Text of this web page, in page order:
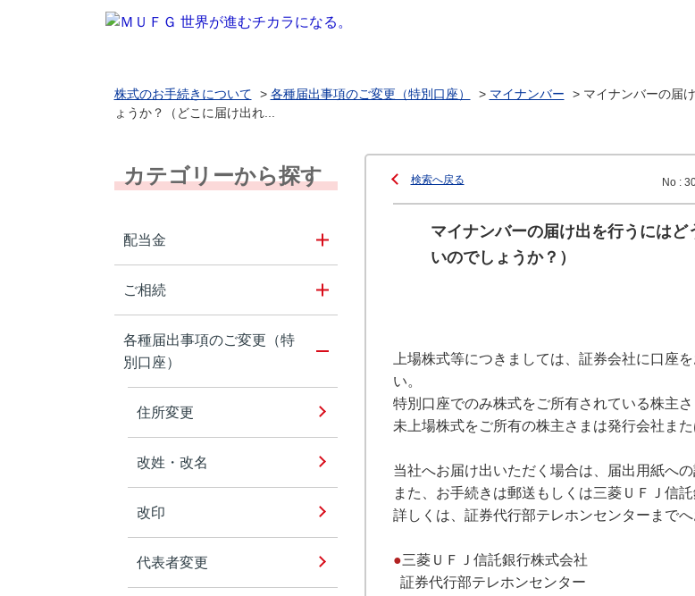
株式のお手続きについて > 各種届出事項のご変更（特別口座） > マイナンバー > マイナンバーの届
ょうか？（どこに届け出れ...
カテゴリーから探す
配当金
ご相続
各種届出事項のご変更（特
別口座）
住所変更
改姓・改名
改印
代表者変更
検索へ戻る No :
マイナンバーの届け出を行うには
いのでしょうか？）
上場株式等につきましては、証券会社に口座
い。
特別口座でのみ株式をご所有されている株主
未上場株式をご所有の株主さまは発行会社ま
当社へお届け出いただく場合は、届出用紙へ
また、お手続きは郵送もしくは三菱ＵＦＪ信
詳しくは、証券代行部テレホンセンターまでへ
●三菱ＵＦＪ信託銀行株式会社
証券代行部テレホンセンター